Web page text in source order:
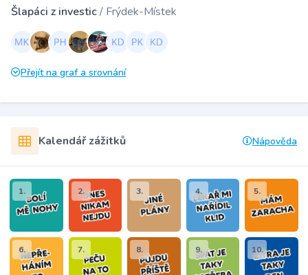
Šlapáci z investic/ Frýdek-Místek
Přejít na graf a srovnání
Kalendář zážitků Nápověda
1. 2. 3. 4. 5.
6. 7. 8. 9. 10.